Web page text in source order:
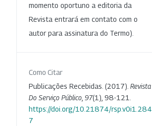
momento oportuno a editoria da
Revista entrará em contato com o
autor para assinatura do Termo).
Como Citar
Publicações Recebidas. (2017). Revista
Do Serviço Público 97(1), 98-121.
https://doi.org/10.21874/rsp.v0i1.284
7